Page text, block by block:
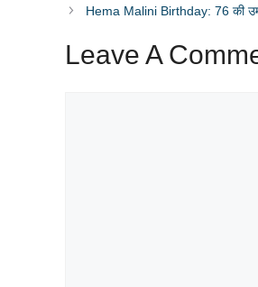
Hema Malini Birthday: 76 की उम्र
Leave A